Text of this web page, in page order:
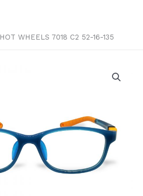
HOT WHEELS 7018 C2 52-16-135